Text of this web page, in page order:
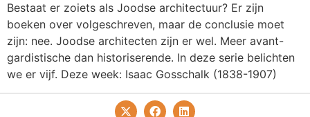
Bestaat er zoiets als Joodse architectuur? Er zijn
boeken over volgeschreven, maar de conclusie moet
zijn: nee. Joodse architecten zijn er wel. Meer avant-
gardistische dan historiserende. In deze serie belichten
we er vijf. Deze week: Isaac Gosschalk (1838-1907)